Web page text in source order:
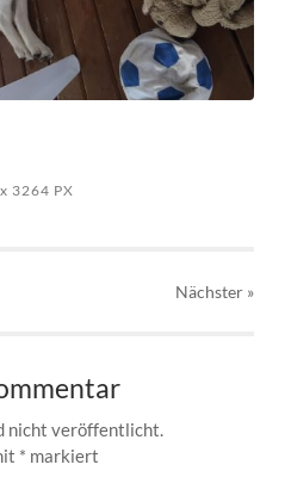
x 3264 PX
Nächster »
nicht veröffentlicht.
* markiert